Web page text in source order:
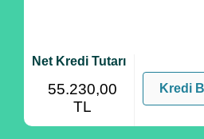
Net Kredi Tutarı
55.230,00
TL
Kredi